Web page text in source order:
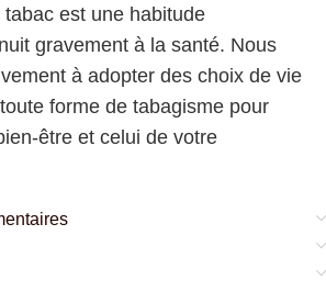
est une habitude
gravement à la santé. Nous
à adopter des choix de vie
forme de tabagisme pour
être et celui de votre